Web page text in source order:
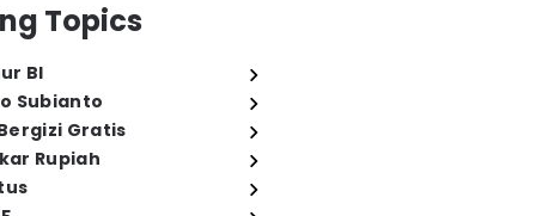
Topics
BI
Subianto
Gratis
Rupiah